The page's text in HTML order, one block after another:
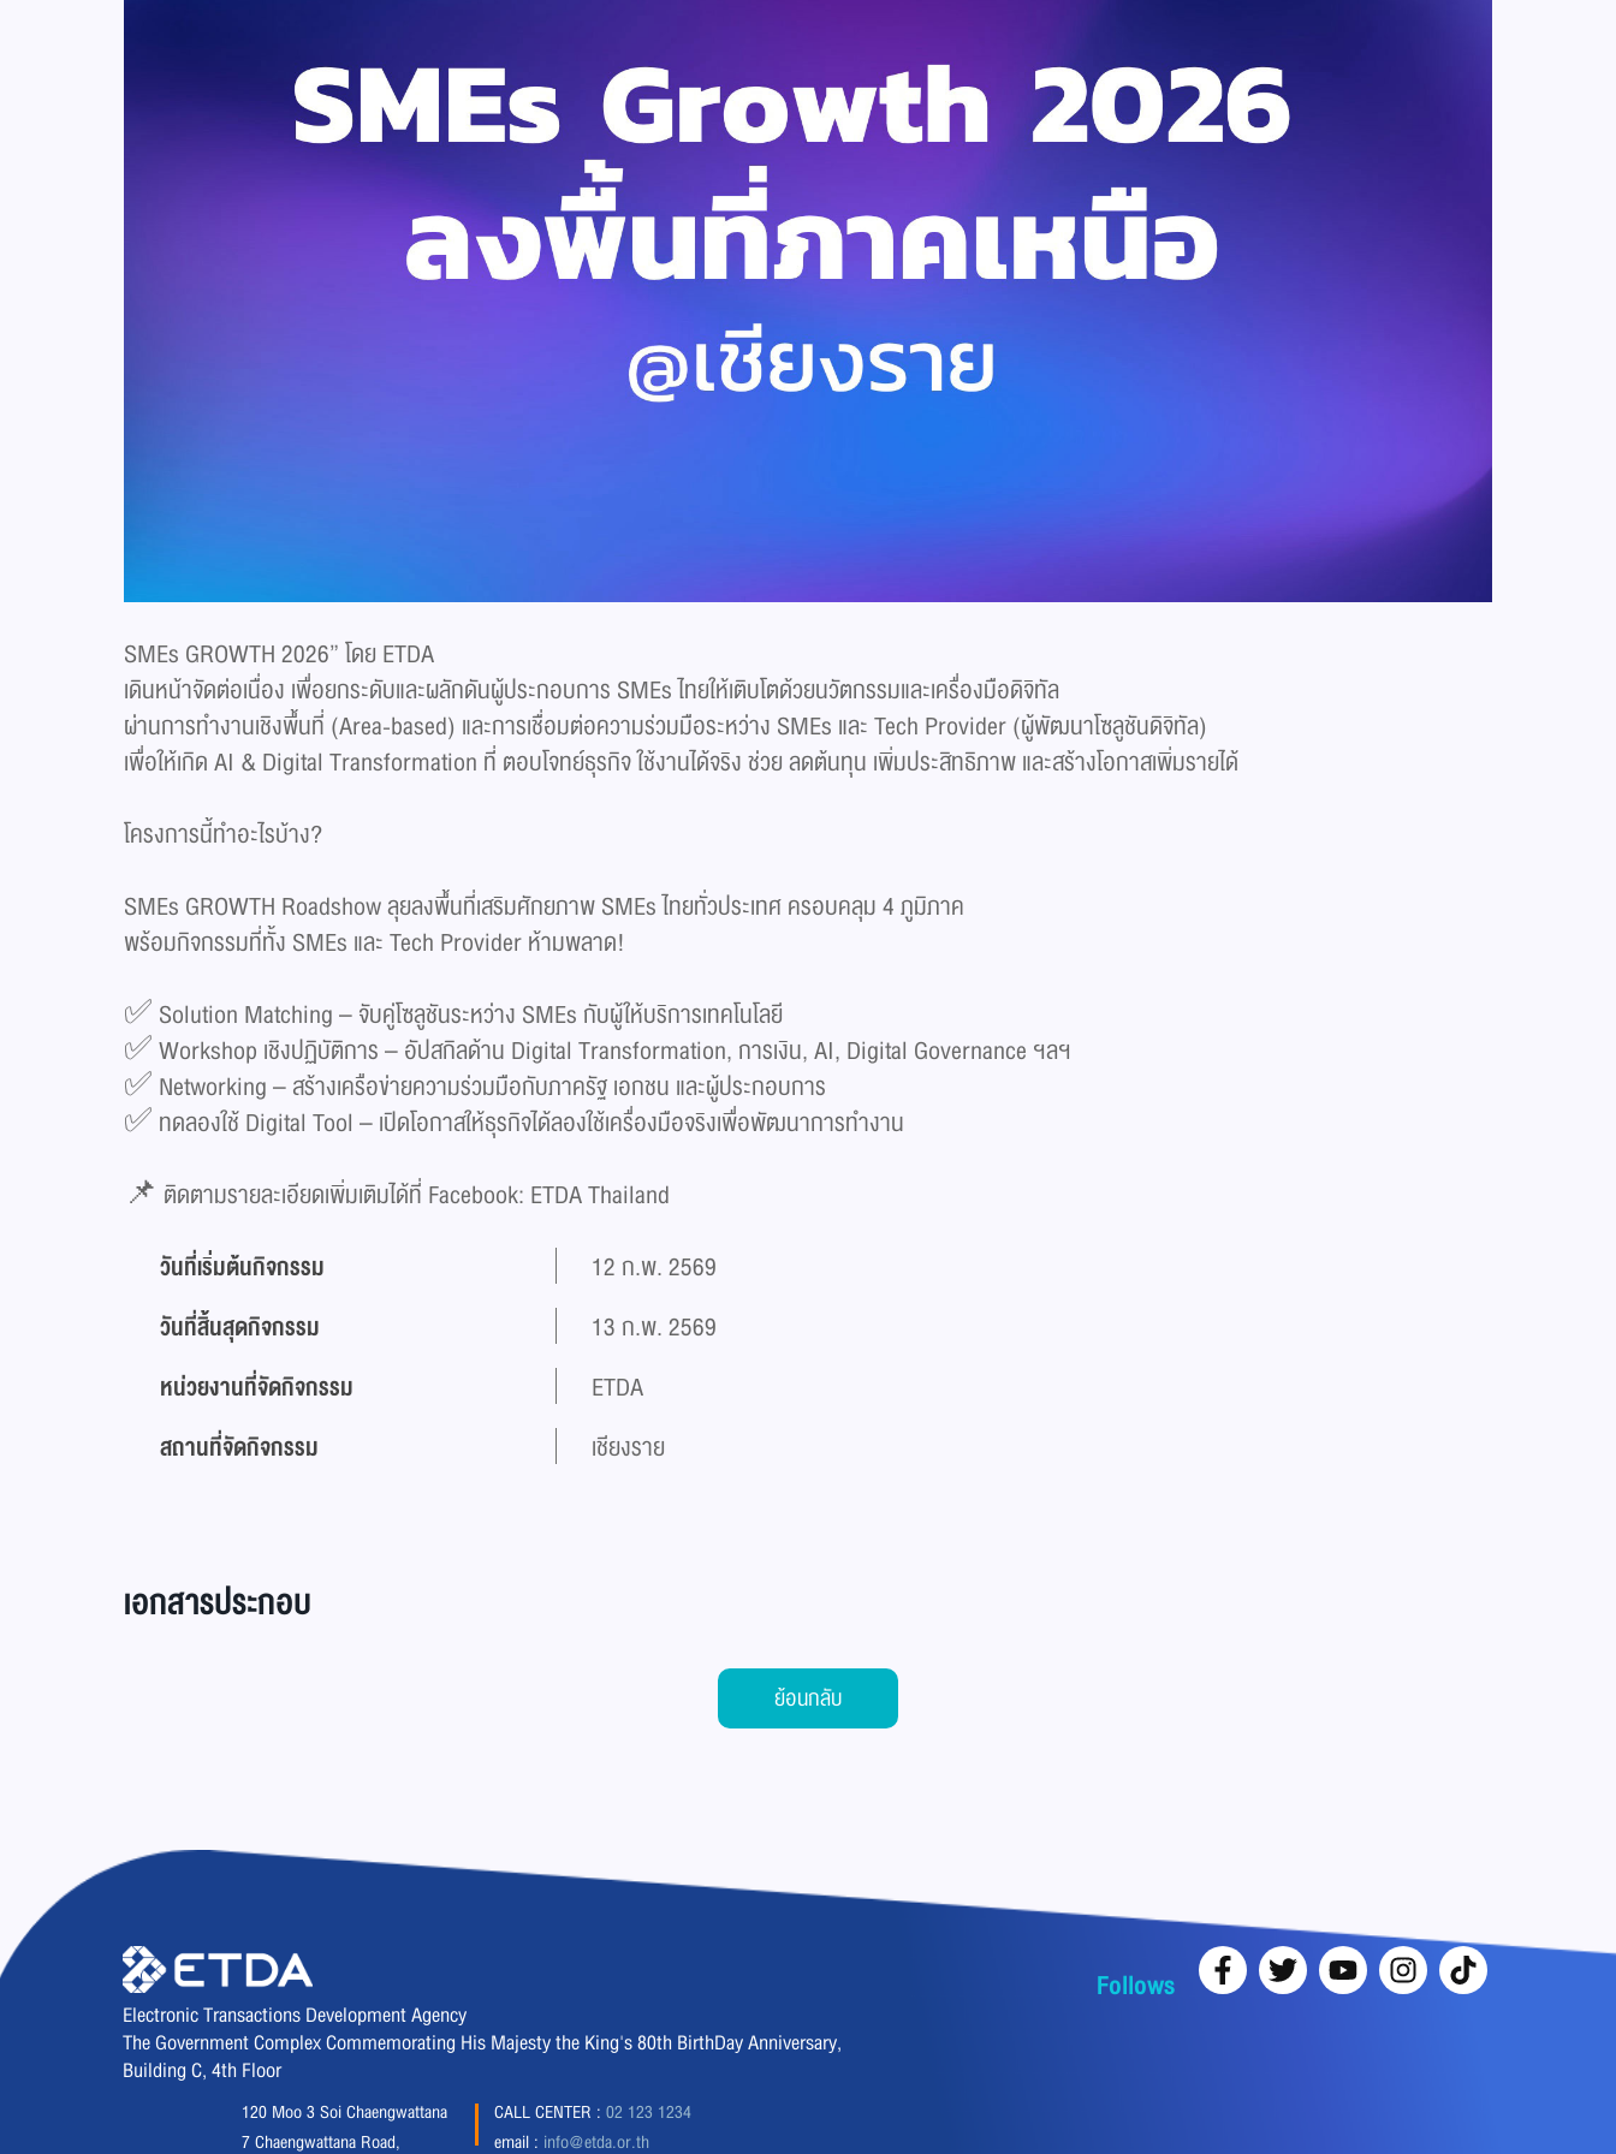
SMEs GROWTH 2026” โดย ETDA
เดินหน้าจัดต่อเนื่อง เพื่อยกระดับและผลักดันผู้ประกอบการ SMEs ไทยให้เติบโตด้วยนวัตกรรมและเครื่องมือดิจิทัล
ผ่านการทำงานเชิงพื้นที่ (Area-based) และการเชื่อมต่อความร่วมมือระหว่าง SMEs และ Tech Provider (ผู้พัฒนาโซลูชันดิจิทัล)
เพื่อให้เกิด AI & Digital Transformation ที่ ตอบโจทย์ธุรกิจ ใช้งานได้จริง ช่วย ลดต้นทุน เพิ่มประสิทธิภาพ และสร้างโอกาสเพิ่มรายได้
โครงการนี้ทำอะไรบ้าง?
SMEs GROWTH Roadshow ลุยลงพื้นที่เสริมศักยภาพ SMEs ไทยทั่วประเทศ ครอบคลุม 4 ภูมิภาค
พร้อมกิจกรรมที่ทั้ง SMEs และ Tech Provider ห้ามพลาด!
✅ Solution Matching – จับคู่โซลูชันระหว่าง SMEs กับผู้ให้บริการเทคโนโลยี
✅ Workshop เชิงปฏิบัติการ – อัปสกิลด้าน Digital Transformation, การเงิน, AI, Digital Governance ฯลฯ
✅ Networking – สร้างเครือข่ายความร่วมมือกับภาครัฐ เอกชน และผู้ประกอบการ
✅ ทดลองใช้ Digital Tool – เปิดโอกาสให้ธุรกิจได้ลองใช้เครื่องมือจริงเพื่อพัฒนาการทำงาน
📌 ติดตามรายละเอียดเพิ่มเติมได้ที่ Facebook: ETDA Thailand
วันที่เริ่มต้นกิจกรรม
12 ก.พ. 2569
วันที่สิ้นสุดกิจกรรม
13 ก.พ. 2569
หน่วยงานที่จัดกิจกรรม
ETDA
สถานที่จัดกิจกรรม
เชียงราย
เอกสารประกอบ
ย้อนกลับ
Electronic Transactions Development Agency
The Government Complex Commemorating His Majesty the King's 80th BirthDay Anniversary,
Building C, 4th Floor
120 Moo 3 Soi Chaengwattana
7 Chaengwattana Road,
CALL CENTER : 02 123 1234
email : info@etda.or.th
Follows